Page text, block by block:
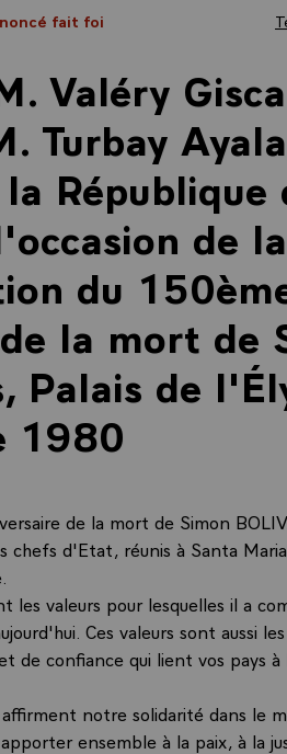
fait foi
Valéry
Turbay
République
de la
du
la mort de
Palais de
1980
de la mort de Simon
chefs d'Etat, réunis à Santa
les valeurs pour lesquelles il a
Ces valeurs sont aussi
de confiance qui lient vos pays à
notre solidarité dans le
ensemble à la paix, à la